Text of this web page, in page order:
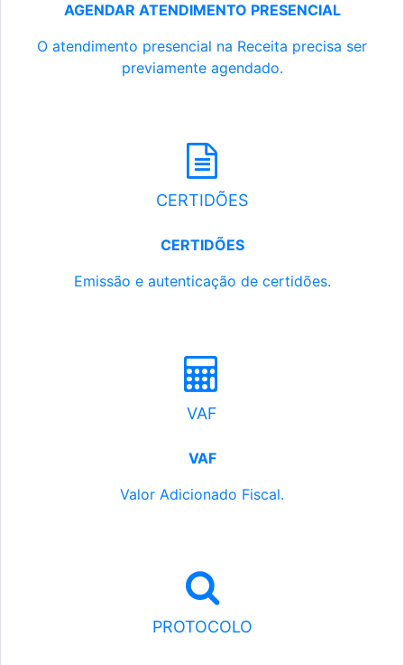
AGENDAR ATENDIMENTO PRESENCIAL
O atendimento presencial na Receita precisa ser
previamente agendado.
CERTIDÕES
CERTIDÕES
Emissão e autenticação de certidões.
VAF
VAF
Valor Adicionado Fiscal.
PROTOCOLO